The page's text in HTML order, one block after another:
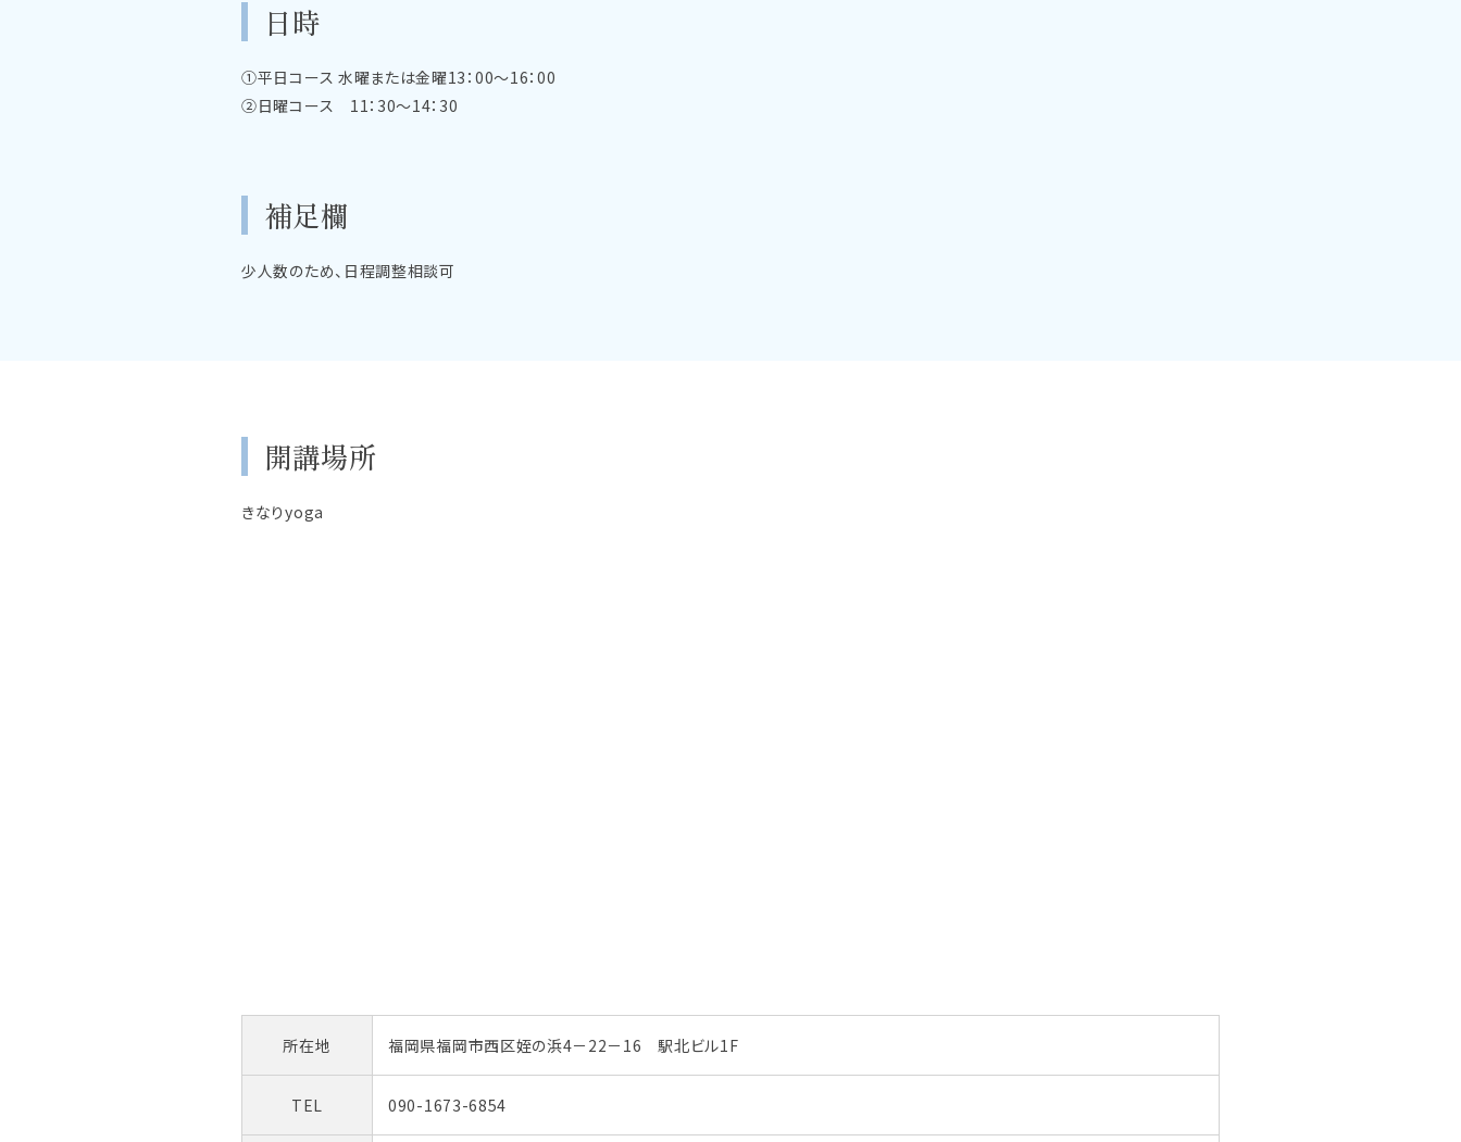
日時
①平日コース 水曜または金曜13：00～16：00
②日曜コース 11：30～14：30
補足欄
少人数のため、日程調整相談可
開講場所
きなりyoga
所在地 福岡県福岡市西区姪の浜4－22－16 駅北ビル1F
TEL 090-1673-6854